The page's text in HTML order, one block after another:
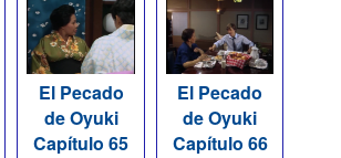
El Pecado
de Oyuki
Capítulo 65
El Pecado
de Oyuki
Capítulo 66